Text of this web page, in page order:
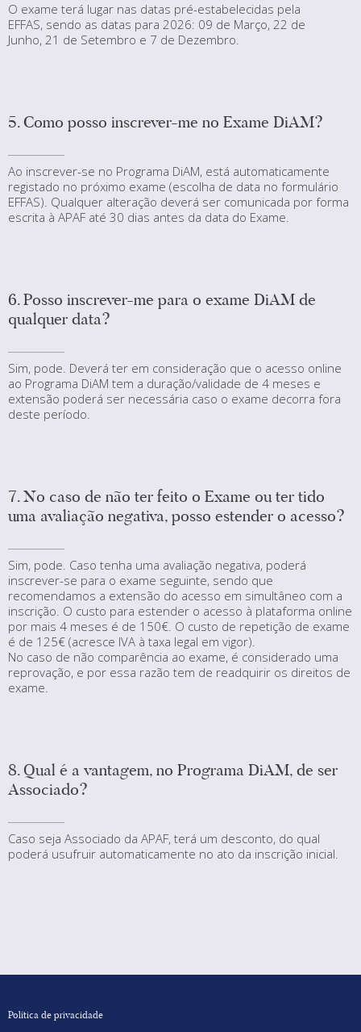
O exame terá lugar nas datas pré-estabelecidas pela
EFFAS, sendo as datas para 2026: 09 de Março, 22 de
Junho, 21 de Setembro e 7 de Dezembro.
5. Como posso inscrever-me no Exame DiAM?
Ao inscrever-se no Programa DiAM, está automaticamente
registado no próximo exame (escolha de data no formulário
EFFAS). Qualquer alteração deverá ser comunicada por forma
escrita à APAF até 30 dias antes da data do Exame.
6. Posso inscrever-me para o exame DiAM de
qualquer data?
Sim, pode. Deverá ter em consideração que o acesso online
ao Programa DiAM tem a duração/validade de 4 meses e
extensão poderá ser necessária caso o exame decorra fora
deste período.
7. No caso de não ter feito o Exame ou ter tido
uma avaliação negativa, posso estender o acesso?
Sim, pode. Caso tenha uma avaliação negativa, poderá
inscrever-se para o exame seguinte, sendo que
recomendamos a extensão do acesso em simultâneo com a
inscrição. O custo para estender o acesso à plataforma online
por mais 4 meses é de 150€. O custo de repetição de exame
é de 125€ (acresce IVA à taxa legal em vigor).
No caso de não comparência ao exame, é considerado uma
reprovação, e por essa razão tem de readquirir os direitos de
exame.
8. Qual é a vantagem, no Programa DiAM, de ser
Associado?
Caso seja Associado da APAF, terá um desconto, do qual
poderá usufruir automaticamente no ato da inscrição inicial.
Política de privacidade